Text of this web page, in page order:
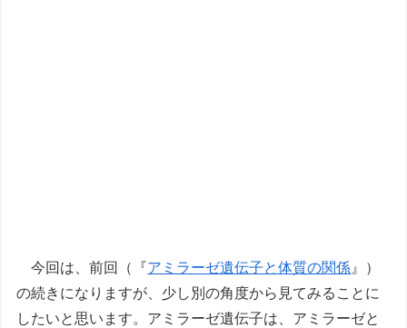
今回は、前回（『 アミラーゼ遺伝子と体質の関係』）
の続きになりますが、少し別の角度から見てみることに
したいと思います。アミラーゼ遺伝子は、アミラーゼと